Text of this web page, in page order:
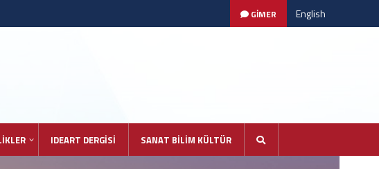
GİMER English
IDEART DERGİSİ SANAT BİLİM KÜLTÜR